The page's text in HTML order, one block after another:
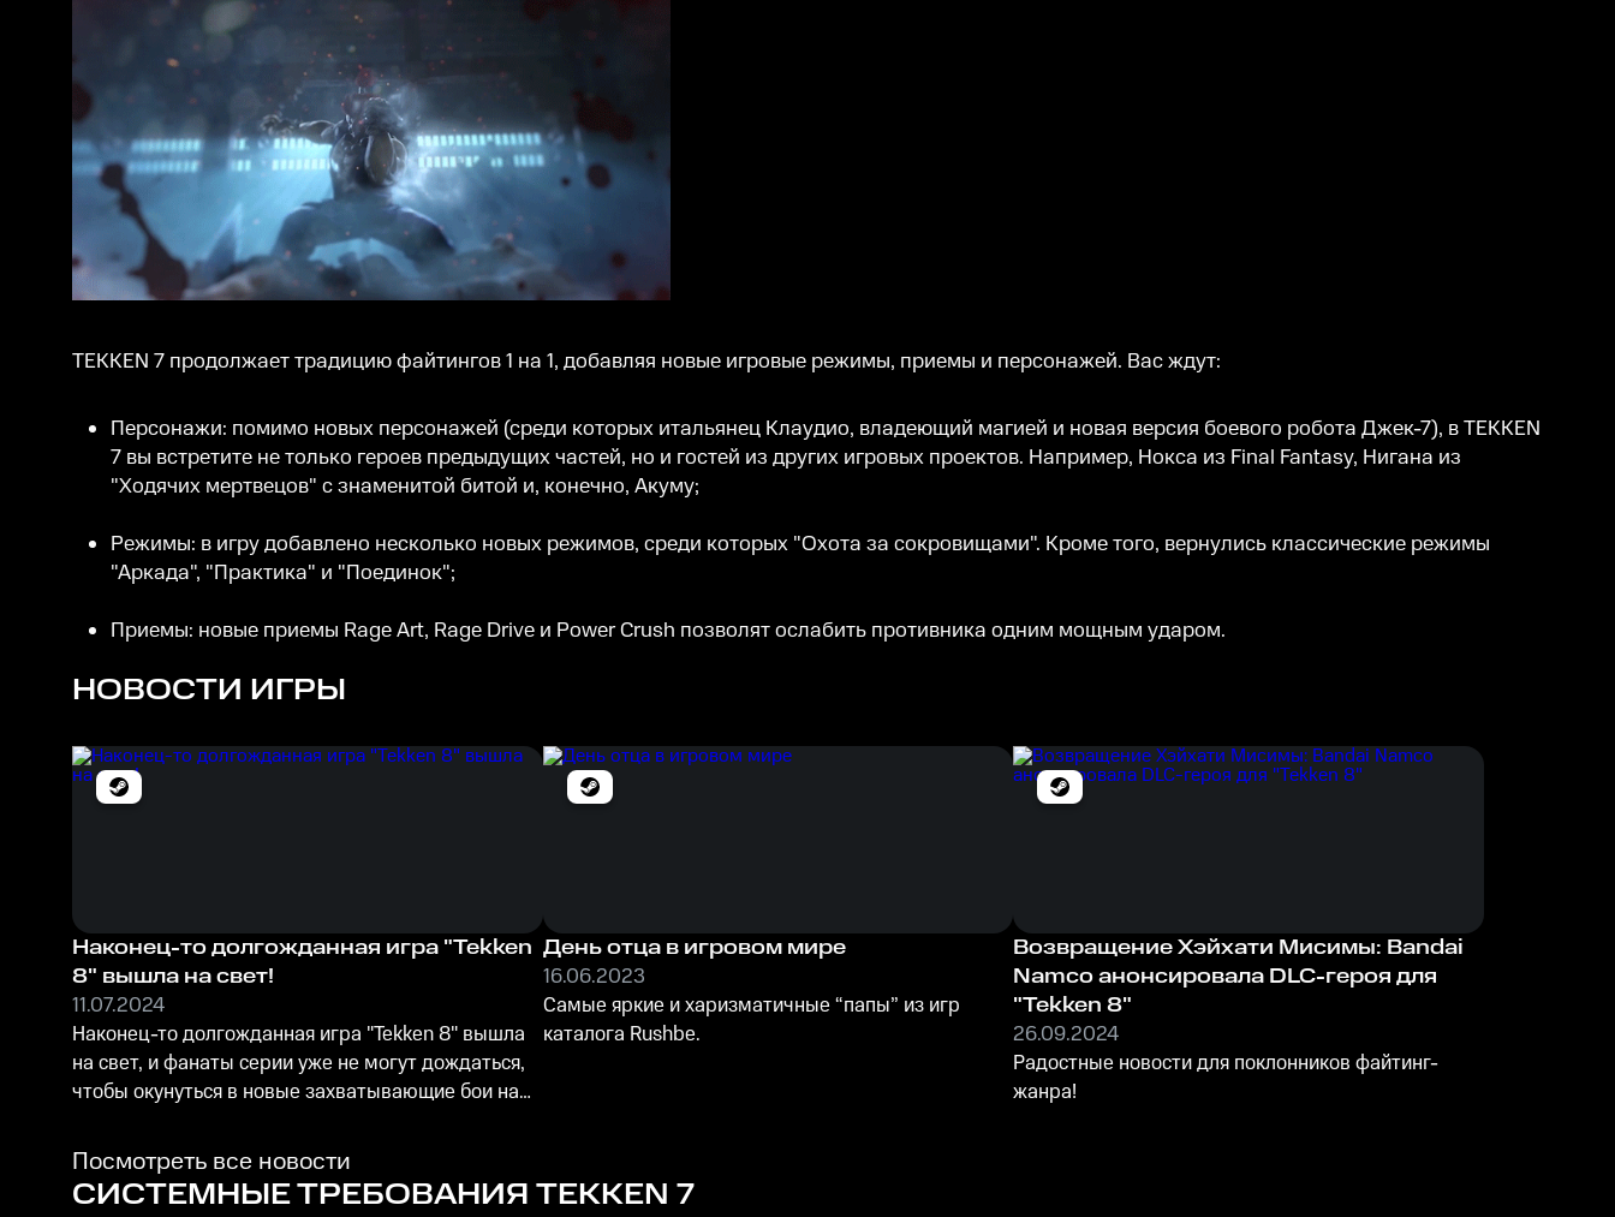
TEKKEN 7 продолжает традицию файтингов 1 на 1, добавляя новые игровые режимы, приемы и персонажей. Вас ждут:
Персонажи: помимо новых персонажей (среди которых итальянец Клаудио, владеющий магией и новая версия боевого робота Джек-7), в TEKKEN
7 вы встретите не только героев предыдущих частей, но и гостей из других игровых проектов. Например, Нокса из Final Fantasy, Нигана из
"Ходячих мертвецов" с знаменитой битой и, конечно, Акуму;
Режимы: в игру добавлено несколько новых режимов, среди которых "Охота за сокровищами". Кроме того, вернулись классические режимы
"Аркада", "Практика" и "Поединок";
Приемы: новые приемы Rage Art, Rage Drive и Power Crush позволят ослабить противника одним мощным ударом.
НОВОСТИ ИГРЫ
Наконец-то долгожданная игра "Tekken
8" вышла на свет!
11.07.2024
Наконец-то долгожданная игра "Tekken 8" вышла
на свет, и фанаты серии уже не могут дождаться,
чтобы окунуться в новые захватывающие бои на
День отца в игровом мире
16.06.2023
Самые яркие и харизматичные “папы” из игр
каталога Rushbe.
Возвращение Хэйхати Мисимы: Bandai
Namco анонсировала DLC-героя для
"Tekken 8"
26.09.2024
Радостные новости для поклонников файтинг-
жанра!
Посмотреть все новости
СИСТЕМНЫЕ ТРЕБОВАНИЯ TEKKEN 7